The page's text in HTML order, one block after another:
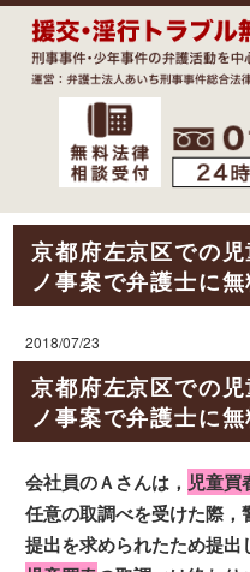
京都府左京区での
ノ事案で弁護士に
2018/07/23
京都府左京区での
ノ事案で弁護士に
会社員のＡさんは，児童買
任意の取調べを受けた際
提出を求められたため提出